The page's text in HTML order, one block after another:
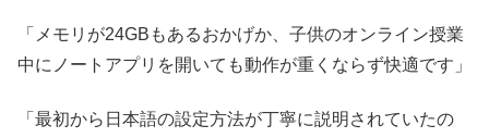
「メモリが24GBもあるおかげか、子供のオンライン授業
中にノートアプリを開いても動作が重くならず快適です」
「最初から日本語の設定方法が丁寧に説明されていたの